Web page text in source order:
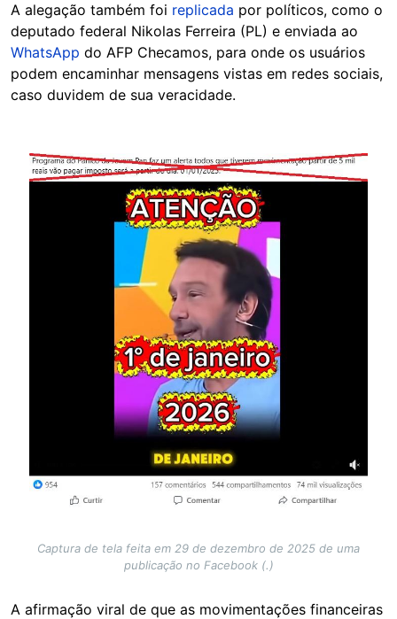
A alegação também foi replicada por políticos, como o
deputado federal Nikolas Ferreira (PL) e enviada ao
WhatsApp do AFP Checamos, para onde os usuários
podem encaminhar mensagens vistas em redes sociais,
caso duvidem de sua veracidade.
Image
Captura de tela feita em 29 de dezembro de 2025 de uma
publicação no Facebook (.)
A afirmação viral de que as movimentações financeiras